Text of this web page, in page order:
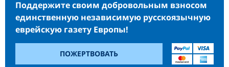
Поддержите своим добровольным взносом
единственную независимую русскоязычную
еврейскую газету Европы!
ПОЖЕРТВОВАТЬ